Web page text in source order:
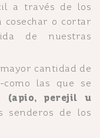
a través de los
cosechar o cortar
de nuestras
cantidad de
las que se
(apio, perejil u
senderos de los